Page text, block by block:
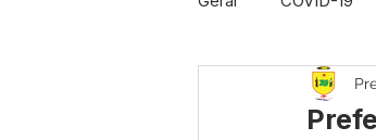
Infra, Obra e